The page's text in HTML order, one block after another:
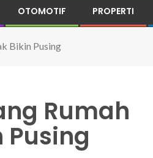
OTOMOTIF PROPERTI
Bikin Pusing
Rumah